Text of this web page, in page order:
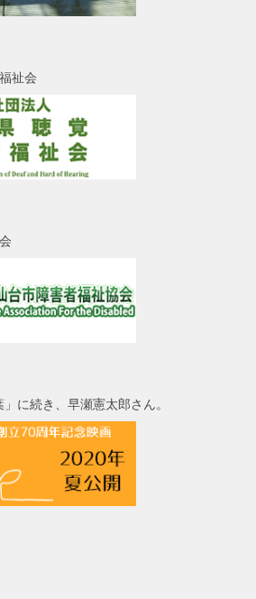
祉会
に続き、早瀬憲太郎さん。